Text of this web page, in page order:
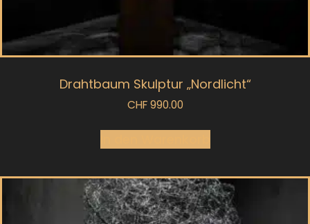
Drahtbaum Skulptur „Nordlicht“
CHF990.00